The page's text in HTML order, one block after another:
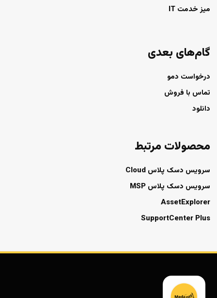
میز خدمت IT
گام‌های بعدی
درخواست دمو
تماس با فروش
دانلود
محصولات مرتبط
سرویس دسک پلاس Cloud
سرویس دسک پلاس MSP
AssetExplorer
SupportCenter Plus